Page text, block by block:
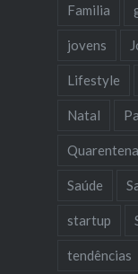
Familia
jovens
Lifestyle
Natal
Quarentena
Saúde
startup
tendências